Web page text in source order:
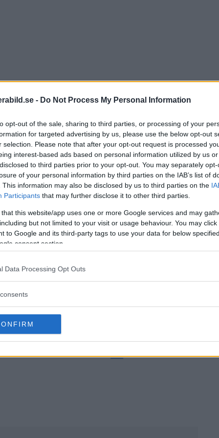
- Do Not Process My Personal Information
opt-out of the sale, sharing to third parties, or processing of your
for targeted advertising by us, please use the below opt-out
selection. Please note that after your opt-out request is processed
interest-based ads based on personal information utilized by us
to third parties prior to your opt-out. You may separately
of your personal information by third parties on the IAB’s list of
This information may also be disclosed by us to third parties on the
Participants that may further disclose it to other third parties.
that this website/app uses one or more Google services and may
but not limited to your visit or usage behaviour. You may
to Google and its third-party tags to use your data for below
consent section.
Data Processing Opt Outs
att fungera som webbkamera när man
Fujifilm har uppdaterat programvaran för sitt
14.1.
men i samband med att Apple släppte sin
strängare krav på mjukvaran som hanterar
ska visas en grön prick i operativsystemet samt att
inkopplad kamera till datorn används.
redan i samband med att nysläppta
X Webcam 2.2.0 hittar duhär.